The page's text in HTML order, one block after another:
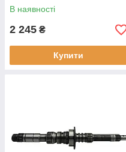
В наявності
2 245 ₴
Купити